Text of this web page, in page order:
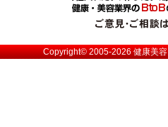
Copyright© 2005-2026健康美